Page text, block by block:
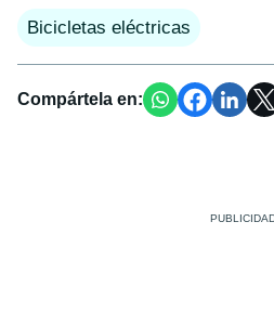
Bicicletas eléctricas
Compártela en: